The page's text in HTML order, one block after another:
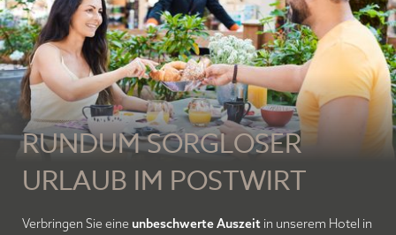
only-Panorama-Spaoder nehmen an unserem
hauseigenenAktivprogrammteil. Und natürlich lockt die
RegionWilder Kaiserzu jeder Jahreszeit mit idyllischer Natur,
sportlichen Herausforderungen und faszinierenden
Bergabenteuern.
Wir freuen uns sehr darauf, Sie bald bei uns begrüßen zu
dürfen!
Familie Bliem mit dem gesamten Team
RUNDUM SORGLOSER
URLAUB IM POSTWIRT
Verbringen Sie eine unbeschwerte Auszeit in unserem Hotel in